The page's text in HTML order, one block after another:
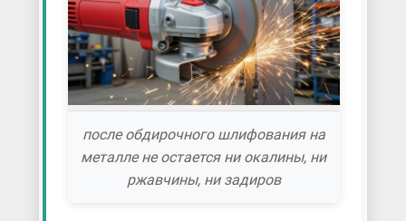
после обдирочного шлифования на
металле не остается ни окалины, ни
ржавчины, ни задиров